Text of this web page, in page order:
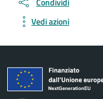
Vedi azioni